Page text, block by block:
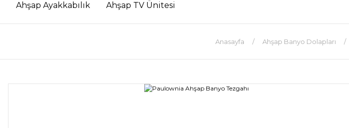
Ahşap Ayakkabılık Ahşap TV Ünitesi
Anasayfa Ahşap Banyo Dolapları